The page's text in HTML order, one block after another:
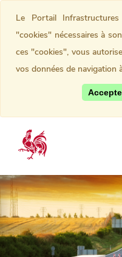
Le Portail
"cookies" nécessaires à
ces "cookies", vous
vos données de navigation